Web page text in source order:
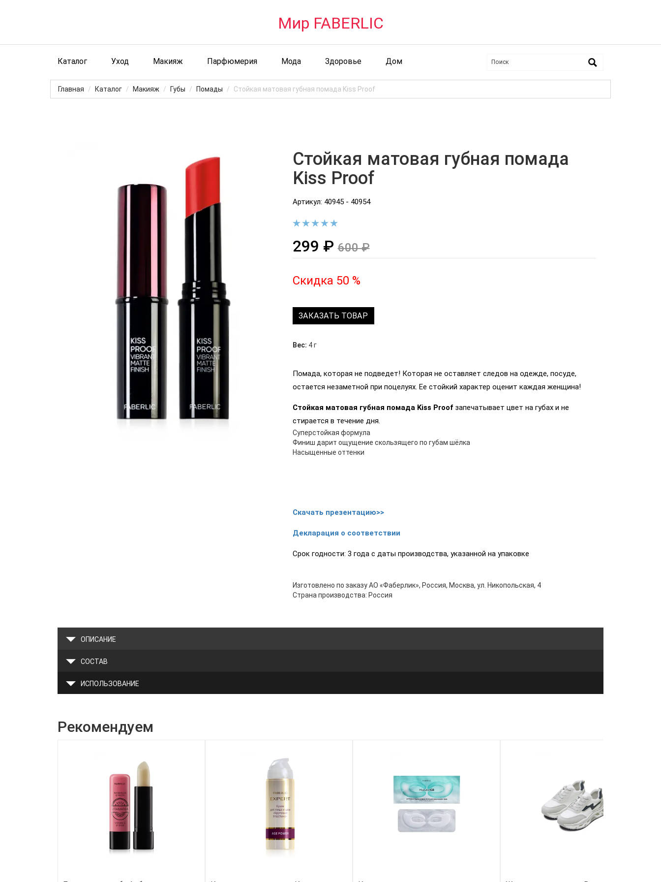
Мир FABERLIC
Каталог Уход Макияж Парфюмерия Мода Здоровье Дом
Главная Каталог Макияж Губы Помады Стойкая матовая губная помада Kiss Proof
Стойкая матовая губная помада
Kiss Proof
Артикул: 40945 - 40954
299 ₽600 ₽
Скидка 50 %
ЗАКАЗАТЬ ТОВАР
Вес: 4 г
Помада, которая не подведет! Которая не оставляет следов на одежде, посуде,
остается незаметной при поцелуях. Ее стойкий характер оценит каждая женщина!
Стойкая матовая губная помада Kiss Proofзапечатывает цвет на губах и не
стирается в течение дня.
Суперстойкая формула
Финиш дарит ощущение скользящего по губам шёлка
Насыщенные оттенки
Скачать презентацию>>
Декларация о соответствии
Срок годности: 3 года с даты производства, указанной на упаковке
Изготовлено по заказу АО «Фаберлик», Россия, Москва, ул. Никопольская, 4
Страна производства: Россия
ОПИСАНИЕ
СОСТАВ
ИСПОЛЬЗОВАНИЕ
Рекомендуем